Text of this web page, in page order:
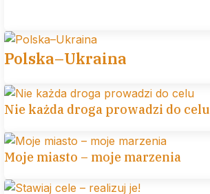
Polska–Ukraina
Nie każda droga prowadzi do celu
Moje miasto – moje marzenia